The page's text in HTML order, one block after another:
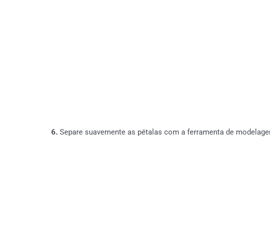
6. Separe suavemente as pétalas com a ferramenta de